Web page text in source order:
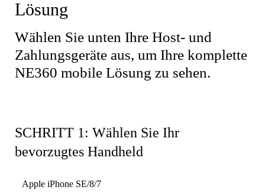
Lösung
Wählen Sie unten Ihre Host- und
Zahlungsgeräte aus, um Ihre komplette
NE360 mobile Lösung zu sehen.
SCHRITT 1: Wählen Sie Ihr
bevorzugtes Handheld
Apple iPhone SE/8/7